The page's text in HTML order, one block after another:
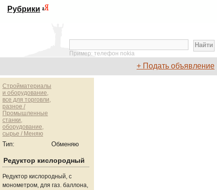
Рубрики
Пример: телефон nokia
+ Подать объявление
Стройматериалы
и оборудование,
все для торговли,
разное /
Промышленные
станки,
оборудование,
сырье / Меняю
Тип: Обменяю
Редуктор кислородный
Редуктор кислородный, с
монометром, для газ. баллона,